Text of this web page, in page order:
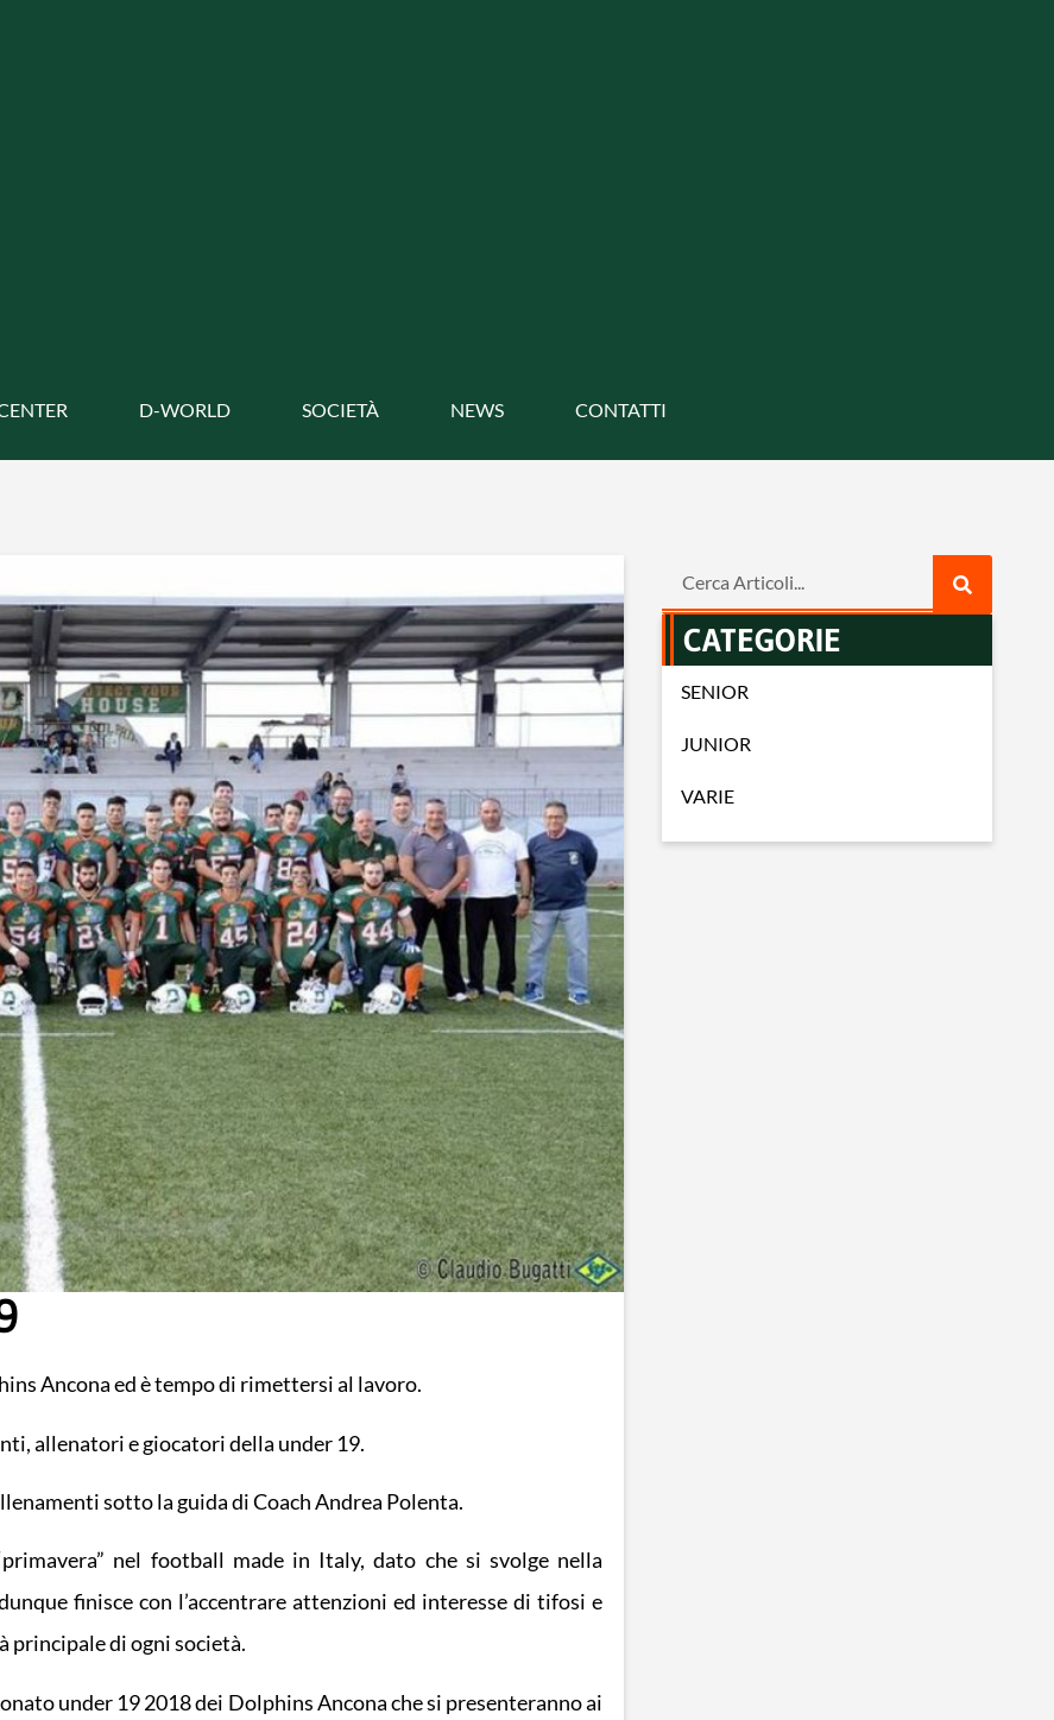
D-WORLD SOCIETÀ NEWS CONTATTI
Ancona ed è tempo di rimettersi al lavoro.
allenatori e giocatori della under 19.
sotto la guida di Coach Andrea Polenta.
nel football made in Italy, dato che si svolge nella
finisce con l’accentrare attenzioni ed interesse di tifosi e
principale di ogni società.
under 19 2018 dei Dolphins Ancona che si presenteranno ai
CATEGORIE
SENIOR
JUNIOR
VARIE